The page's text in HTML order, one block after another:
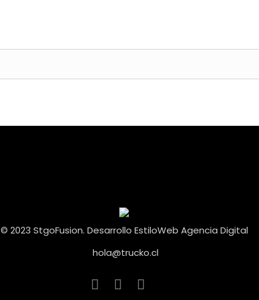
© 2023 StgoFusion. Desarrollo EstiloWeb Agencia Digital
hola@trucko.cl